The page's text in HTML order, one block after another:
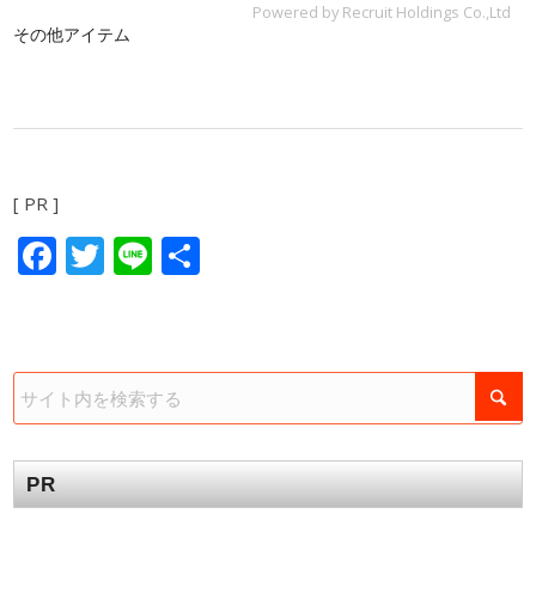
Powered by Recruit Holdings Co.,Ltd
その他アイテム
[ PR ]
Facebook
Twitter
Line
PR